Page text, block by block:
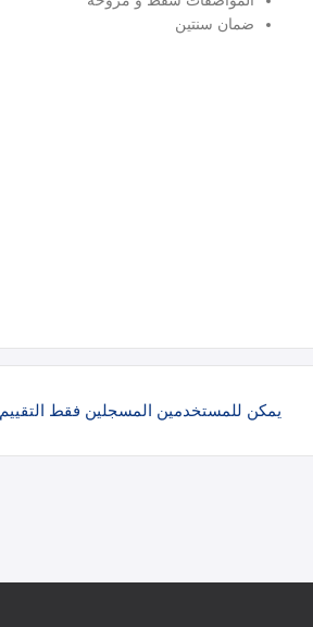
ضمان سنتين
يمكن للمستخدمين المسجلين فقط التقييم